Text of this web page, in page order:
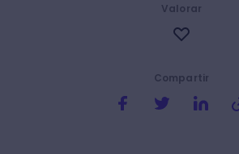
Compartir
Valorar